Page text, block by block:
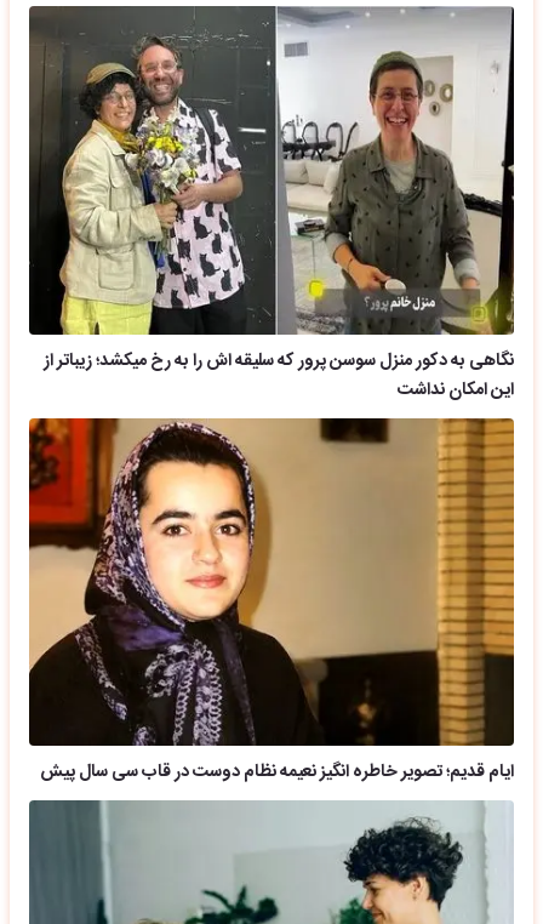
نگاهی به دکور منزل سوسن پرور که سلیقه اش را به رخ میکشد؛ زیباتر از
این امکان نداشت
ایام قدیم؛ تصویر خاطره انگیز نعیمه نظام دوست در قاب سی سال پیش